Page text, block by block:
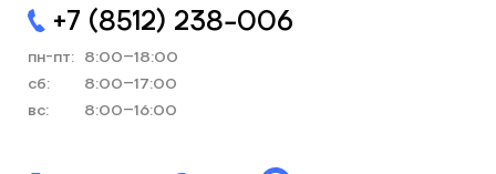
+7 (8512) 238−006
пн-пт: 8:00–18:00
cб:
8:00–17:00
вс:
8:00–16:00